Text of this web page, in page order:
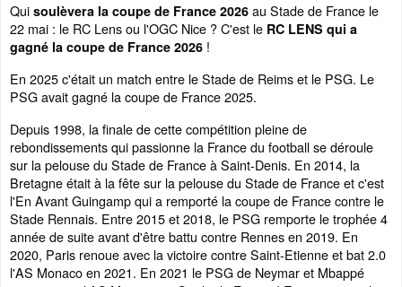
Qui soulèvera la coupe de France 2026 au Stade de France le
22 mai : le RC Lens ou l'OGC Nice ? C'est le RC LENS qui a
gagné la coupe de France 2026 !
En 2025 c'était un match entre le Stade de Reims et le PSG. Le
PSG avait gagné la coupe de France 2025.
Depuis 1998, la finale de cette compétition pleine de
rebondissements qui passionne la France du football se déroule
sur la pelouse du Stade de France à Saint-Denis. En 2014, la
Bretagne était à la fête sur la pelouse du Stade de France et c'est
l'En Avant Guingamp qui a remporté la coupe de France contre le
Stade Rennais. Entre 2015 et 2018, le PSG remporte le trophée 4
année de suite avant d'être battu contre Rennes en 2019. En
2020, Paris renoue avec la victoire contre Saint-Etienne et bat 2.0
l'AS Monaco en 2021. En 2021 le PSG de Neymar et Mbappé